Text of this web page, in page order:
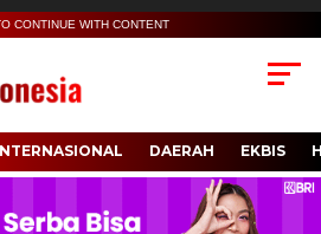
CONTINUE WITH CONTENT
DAERAH EKBIS